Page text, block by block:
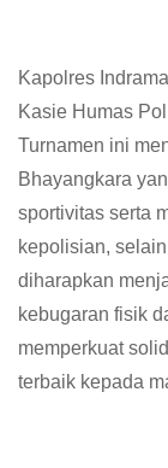
Kapolres
Kasie Humas
Turnamen ini
Bhayangkara
sportivitas serta
kepolisian,
diharapkan
kebugaran fisik
memperkuat
terbaik kepada